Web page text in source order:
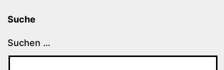
Suche
Suchen …